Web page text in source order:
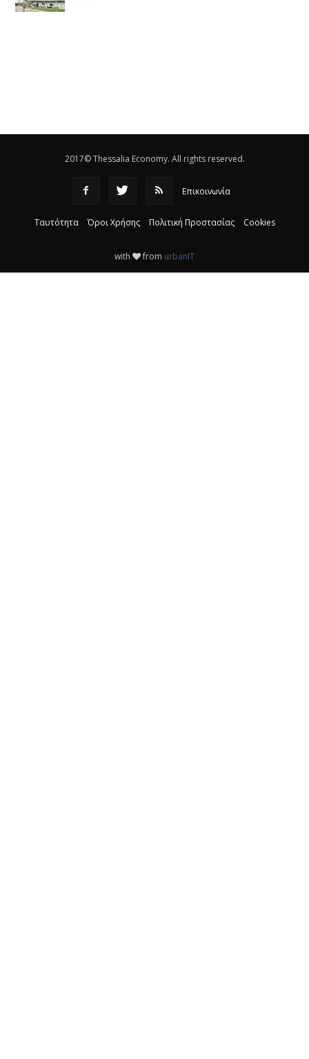
2017© Thessalia Economy. All rights reserved.
Επικοινωνία
Ταυτότητα Όροι Χρήσης Πολιτική Προστασίας Cookies
with from urbanIT